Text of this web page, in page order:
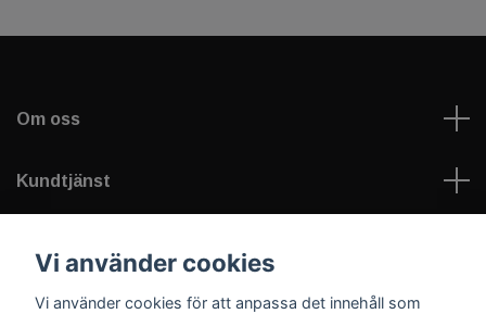
Om oss
Kundtjänst
Sociala medier
Vi använder cookies
Vi använder cookies för att anpassa det innehåll som